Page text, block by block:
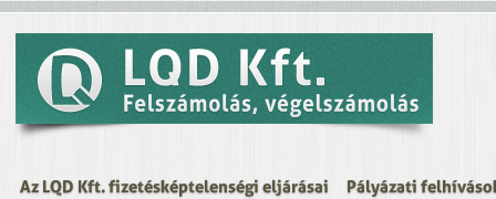
Az LQD Kft. fizetésképtelenségi eljárásai Pályázati